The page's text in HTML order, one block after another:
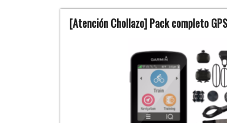
[Atención Chollazo] Pack completo